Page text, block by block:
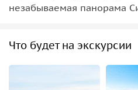
незабываемая панорама
Что будет на экскурсии